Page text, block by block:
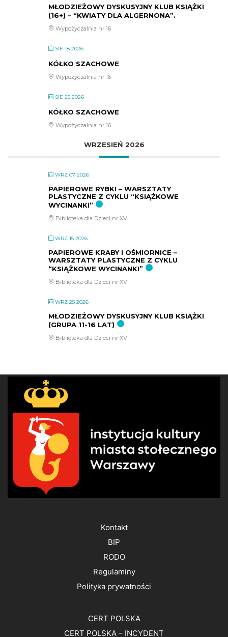
MŁODZIEŻOWY DYSKUSYJNY KLUB KSIĄŻKI
(16+) – “KWIATY DLA ALGERNONA”.
Wypożyczalnia nr 16
SIE 18 2026
KÓŁKO SZACHOWE
Wypożyczalnia nr 16
SIE 25 2026
KÓŁKO SZACHOWE
Wypożyczalnia nr 16
WRZESIEŃ 2026
WRZ 07 2026
PAPIEROWE RYBKI – WARSZTATY
PLASTYCZNE Z CYKLU “KSIĄŻKOWE
WYCINANKI”
Biblioteka dla Dzieci nr XV
WRZ 15 2026
PAPIEROWE KRABY I OŚMIORNICE –
WARSZTATY PLASTYCZNE Z CYKLU
“KSIĄŻKOWE WYCINANKI”
Biblioteka dla Dzieci nr XV
WRZ 25 2026
MŁODZIEŻOWY DYSKUSYJNY KLUB KSIĄŻKI
(GRUPA 11-16 LAT)
Biblioteka dla Dzieci nr XV
Kontakt
BIP
RODO
Regulaminy
Polityka prywatności
CERT POLSKA
CERT POLSKA – INCYDENT